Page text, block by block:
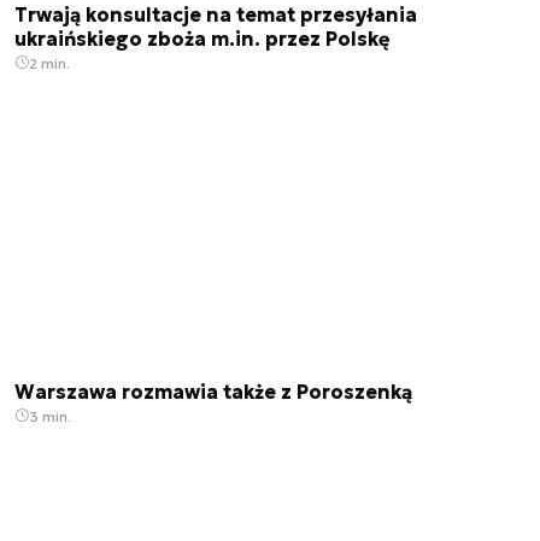
Trwają konsultacje na temat przesyłania
ukraińskiego zboża m.in. przez Polskę
2 min.
Warszawa rozmawia także z Poroszenką
3 min.